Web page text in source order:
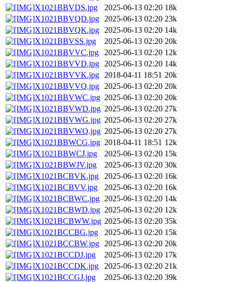
X1021BBVDS.jpg
2025-06-13 02:20 18k
X1021BBVQD.jpg
2025-06-13 02:20 23k
X1021BBVQK.jpg
2025-06-13 02:20 14k
X1021BBVSS.jpg
2025-06-13 02:20 20k
X1021BBVVC.jpg
2025-06-13 02:20 12k
X1021BBVVD.jpg
2025-06-13 02:20 14k
X1021BBVVK.jpg
2018-04-11 18:51 20k
X1021BBVVQ.jpg
2025-06-13 02:20 20k
X1021BBVWC.jpg 2025-06-13 02:20 20k
X1021BBVWD.jpg 2025-06-13 02:20 27k
X1021BBVWG.jpg 2025-06-13 02:20 27k
X1021BBVWQ.jpg 2025-06-13 02:20 27k
X1021BBWCG.jpg 2018-04-11 18:51 12k
X1021BBWCJ.jpg
2025-06-13 02:20 15k
X1021BBWJV.jpg
2025-06-13 02:20 30k
X1021BCBVK.jpg
2025-06-13 02:20 16k
X1021BCBVV.jpg
2025-06-13 02:20 16k
X1021BCBWC.jpg 2025-06-13 02:20 14k
X1021BCBWD.jpg 2025-06-13 02:20 12k
X1021BCBWW.jpg 2025-06-13 02:20 35k
X1021BCCBG.jpg
2025-06-13 02:20 15k
X1021BCCBW.jpg
2025-06-13 02:20 20k
X1021BCCDJ.jpg
2025-06-13 02:20 17k
X1021BCCDK.jpg
2025-06-13 02:20 21k
X1021BCCGJ.jpg
2025-06-13 02:20 39k